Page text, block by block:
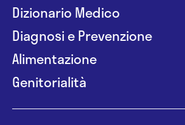
Dizionario Medico
Diagnosi e Prevenzione
Alimentazione
Genitorialità